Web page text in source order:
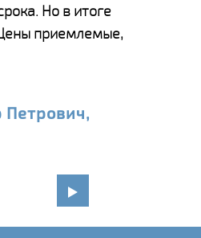
Но в итоге
приемлемые,
Петрович,